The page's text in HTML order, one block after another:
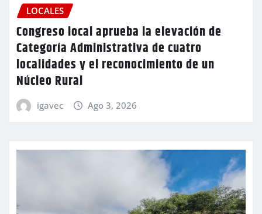
LOCALES
Congreso local aprueba la elevación de
Categoría Administrativa de cuatro
localidades y el reconocimiento de un
Núcleo Rural
igavec Ago 3, 2026